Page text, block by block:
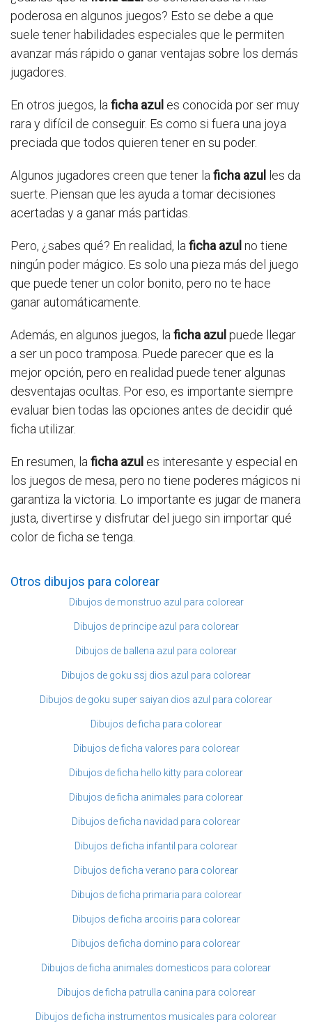
poderosa en algunos juegos? Esto se debe a que
suele tener habilidades especiales que le permiten
avanzar más rápido o ganar ventajas sobre los demás
jugadores.
En otros juegos, la ficha azul es conocida por ser muy
rara y difícil de conseguir. Es como si fuera una joya
preciada que todos quieren tener en su poder.
Algunos jugadores creen que tener la ficha azul les da
suerte. Piensan que les ayuda a tomar decisiones
acertadas y a ganar más partidas.
Pero, ¿sabes qué? En realidad, la ficha azul no tiene
ningún poder mágico. Es solo una pieza más del juego
que puede tener un color bonito, pero no te hace
ganar automáticamente.
Además, en algunos juegos, la ficha azul puede llegar
a ser un poco tramposa. Puede parecer que es la
mejor opción, pero en realidad puede tener algunas
desventajas ocultas. Por eso, es importante siempre
evaluar bien todas las opciones antes de decidir qué
ficha utilizar.
En resumen, la ficha azul es interesante y especial en
los juegos de mesa, pero no tiene poderes mágicos ni
garantiza la victoria. Lo importante es jugar de manera
justa, divertirse y disfrutar del juego sin importar qué
color de ficha se tenga.
Otros dibujos para colorear
Dibujos de monstruo azul para colorear
Dibujos de principe azul para colorear
Dibujos de ballena azul para colorear
Dibujos de goku ssj dios azul para colorear
Dibujos de goku super saiyan dios azul para colorear
Dibujos de ficha para colorear
Dibujos de ficha valores para colorear
Dibujos de ficha hello kitty para colorear
Dibujos de ficha animales para colorear
Dibujos de ficha navidad para colorear
Dibujos de ficha infantil para colorear
Dibujos de ficha verano para colorear
Dibujos de ficha primaria para colorear
Dibujos de ficha arcoiris para colorear
Dibujos de ficha domino para colorear
Dibujos de ficha animales domesticos para colorear
Dibujos de ficha patrulla canina para colorear
Dibujos de ficha instrumentos musicales para colorear